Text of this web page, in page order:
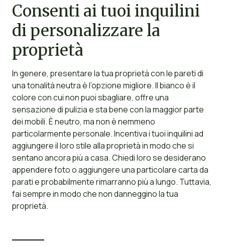
Consenti ai tuoi inquilini
di personalizzare la
proprietà
In genere, presentare la tua proprietà con le pareti di
una tonalità neutra è l’opzione migliore. Il bianco è il
colore con cui non puoi sbagliare, offre una
sensazione di pulizia e sta bene con la maggior parte
dei mobili. È neutro, ma non è nemmeno
particolarmente personale. Incentiva i tuoi inquilini ad
aggiungere il loro stile alla proprietà in modo che si
sentano ancora più a casa. Chiedi loro se desiderano
appendere foto o aggiungere una particolare carta da
parati e probabilmente rimarranno più a lungo. Tuttavia,
fai sempre in modo che non danneggino la tua
proprietà.